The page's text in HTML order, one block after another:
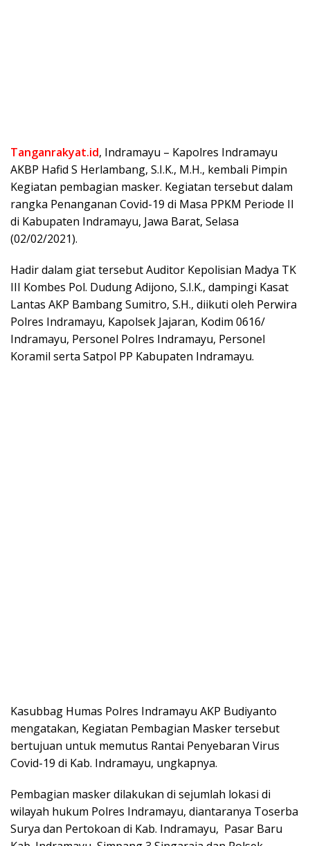
Tanganrakyat.id, Indramayu – Kapolres Indramayu
AKBP Hafid S Herlambang, S.I.K., M.H., kembali Pimpin
Kegiatan pembagian masker. Kegiatan tersebut dalam
rangka Penanganan Covid-19 di Masa PPKM Periode II
di Kabupaten Indramayu, Jawa Barat, Selasa
(02/02/2021).
Hadir dalam giat tersebut Auditor Kepolisian Madya TK
III Kombes Pol. Dudung Adijono, S.I.K., dampingi Kasat
Lantas AKP Bambang Sumitro, S.H., diikuti oleh Perwira
Polres Indramayu, Kapolsek Jajaran, Kodim 0616/
Indramayu, Personel Polres Indramayu, Personel
Koramil serta Satpol PP Kabupaten Indramayu.
Kasubbag Humas Polres Indramayu AKP Budiyanto
mengatakan, Kegiatan Pembagian Masker tersebut
bertujuan untuk memutus Rantai Penyebaran Virus
Covid-19 di Kab. Indramayu, ungkapnya.
Pembagian masker dilakukan di sejumlah lokasi di
wilayah hukum Polres Indramayu, diantaranya Toserba
Surya dan Pertokoan di Kab. Indramayu, Pasar Baru